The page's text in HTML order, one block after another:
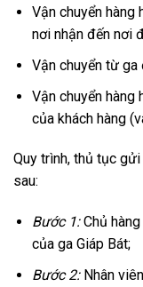
Vận chuyển hàng
nơi nhận đến nơi
Vận chuyển từ ga
Vận chuyển hàng
của khách hàng
Quy trình, thủ tục
sau:
Bước 1:Chủ
của ga Giáp Bát;
Bước 2:Nhân